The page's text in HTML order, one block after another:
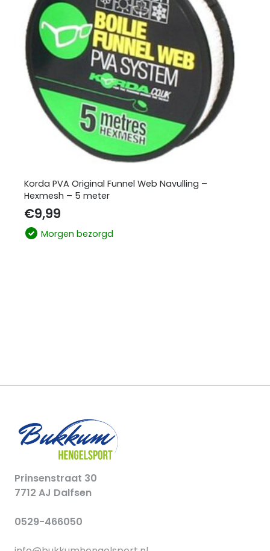
Korda PVA Original Funnel Web Navulling –
Hexmesh – 5 meter
€9,99
Morgen bezorgd
Prinsenstraat 30
7712 AJ Dalfsen
0529-466050